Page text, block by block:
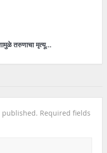
तरुणाचा मृत्यू…
published. Required fields